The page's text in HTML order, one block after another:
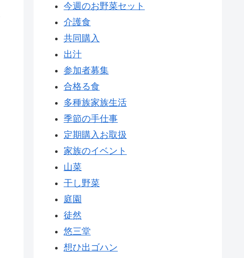
今週のお野菜セット
介護食
共同購入
出汁
参加者募集
合格る食
多種族家族生活
季節の手仕事
定期購入お取扱
家族のイベント
山菜
干し野菜
庭園
徒然
悠三堂
想ひ出ゴハン